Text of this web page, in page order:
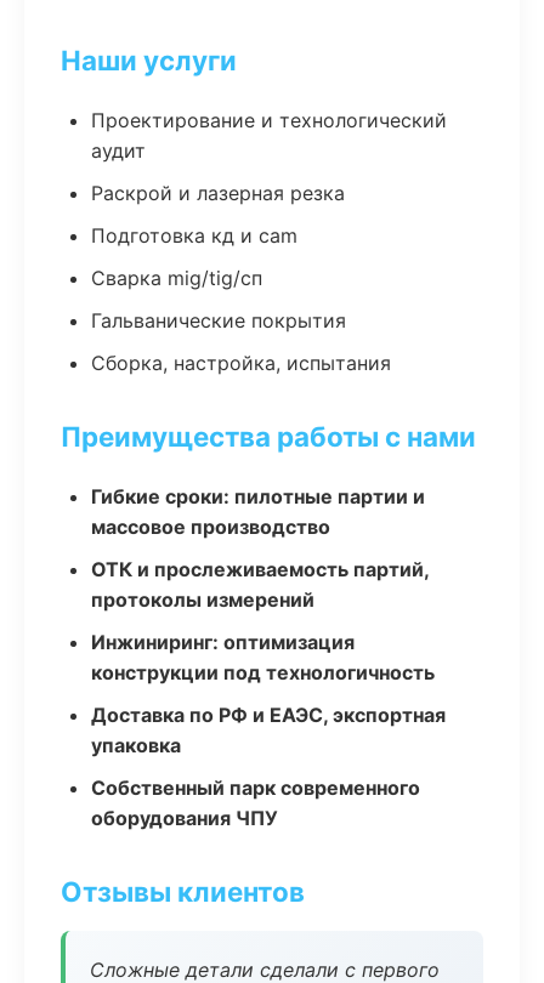
Наши услуги
Проектирование и технологический
аудит
Раскрой и лазерная резка
Подготовка кд и cam
Сварка mig/tig/сп
Гальванические покрытия
Сборка, настройка, испытания
Преимущества работы с нами
Гибкие сроки: пилотные партии и
массовое производство
ОТК и прослеживаемость партий,
протоколы измерений
Инжиниринг: оптимизация
конструкции под технологичность
Доставка по РФ и ЕАЭС, экспортная
упаковка
Собственный парк современного
оборудования ЧПУ
Отзывы клиентов
Сложные детали сделали с первого